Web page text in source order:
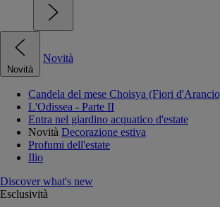
Novità
Novità
Candela del mese Choisya (Fiori
L'Odissea - Parte II
Entra nel giardino acquatico d'estate
Novità Decorazione estiva
Profumi dell'estate
Ilio
Discover what's new
Esclusività